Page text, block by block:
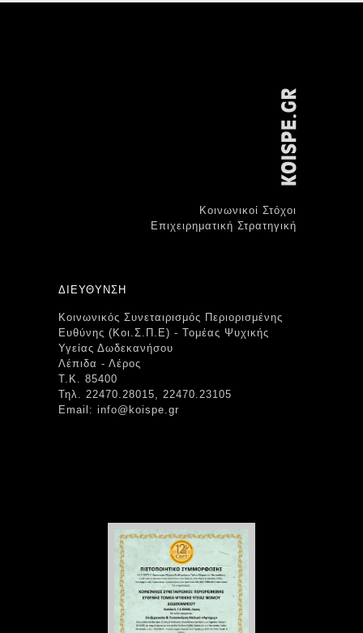
Κοινωνικοί Στόχοι
Επιχειρηματική Στρατηγική
ΔΙΕΥΘΥΝΣΗ
Κοινωνικός Συνεταιρισμός Περιορισμένης
Ευθύνης (Κοι.Σ.Π.Ε) - Τομέας Ψυχικής
Υγείας Δωδεκανήσου
Λέπιδα - Λέρος
Τ.Κ. 85400
Τηλ. 22470.28015, 22470.23105
Email: info@koispe.gr